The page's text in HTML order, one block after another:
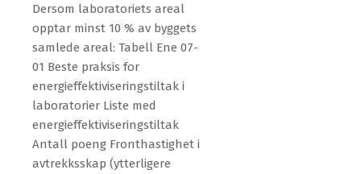
Dersom laboratoriets areal
opptar minst 10 % av byggets
samlede areal: Tabell Ene 07-
01 Beste praksis for
energieffektiviseringstiltak i
laboratorier Liste med
energieffektiviseringstiltak
Antall poeng Fronthastighet i
avtrekksskap (ytterligere